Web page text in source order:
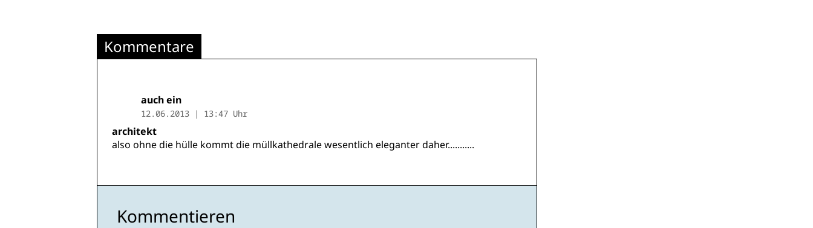
Kommentare
auch ein
12.06.2013 | 13:47 Uhr
architekt
also ohne die hülle kommt die müllkathedrale wesentlich eleganter daher...........
Kommentieren